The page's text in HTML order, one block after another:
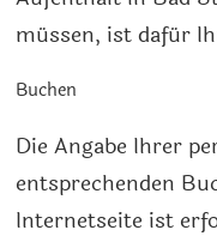
müssen, ist dafür
Buchen
Die Angabe Ihrer
entsprechenden
Internetseite ist